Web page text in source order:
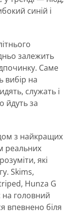
синій і
залежить
Саме
вибір на
служать і
йдуть за
з найкращих
реальних
які
Skims,
Hunza G
на головний
впевнено біля